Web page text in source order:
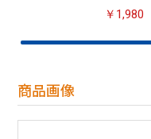
￥1,980
商品画像